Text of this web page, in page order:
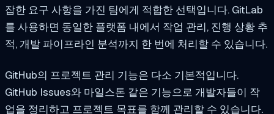
잡한 요구 사항을 가진 팀에게 적합한 선택입니다. GitLab
를 사용하면 동일한 플랫폼 내에서 작업 관리, 진행 상황 추
적, 개발 파이프라인 분석까지 한 번에 처리할 수 있습니다.
GitHub의 프로젝트 관리 기능은 다소 기본적입니다.
GitHub Issues와 마일스톤 같은 기능으로 개발자들이 작
업을 정리하고 프로젝트 목표를 함께 관리할 수 있습니다.